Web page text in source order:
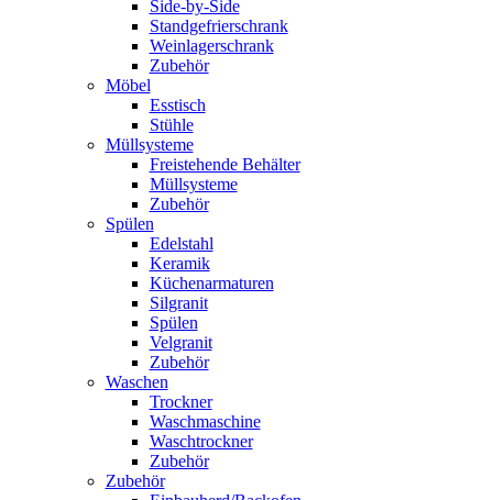
Side-by-Side
Standgefrierschrank
Weinlagerschrank
Zubehör
Möbel
Esstisch
Stühle
Müllsysteme
Freistehende Behälter
Müllsysteme
Zubehör
Spülen
Edelstahl
Keramik
Küchenarmaturen
Silgranit
Spülen
Velgranit
Zubehör
Waschen
Trockner
Waschmaschine
Waschtrockner
Zubehör
Zubehör